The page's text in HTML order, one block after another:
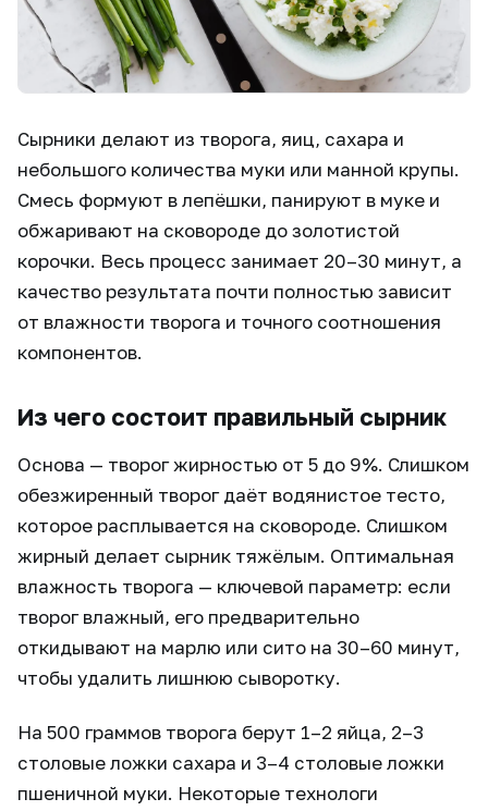
Сырники делают из творога, яиц, сахара и
небольшого количества муки или манной крупы.
Смесь формуют в лепёшки, панируют в муке и
обжаривают на сковороде до золотистой
корочки. Весь процесс занимает 20–30 минут, а
качество результата почти полностью зависит
от влажности творога и точного соотношения
компонентов.
Из чего состоит правильный сырник
Основа — творог жирностью от 5 до 9%. Слишком
обезжиренный творог даёт водянистое тесто,
которое расплывается на сковороде. Слишком
жирный делает сырник тяжёлым. Оптимальная
влажность творога — ключевой параметр: если
творог влажный, его предварительно
откидывают на марлю или сито на 30–60 минут,
чтобы удалить лишнюю сыворотку.
На 500 граммов творога берут 1–2 яйца, 2–3
столовые ложки сахара и 3–4 столовые ложки
пшеничной муки. Некоторые технологи